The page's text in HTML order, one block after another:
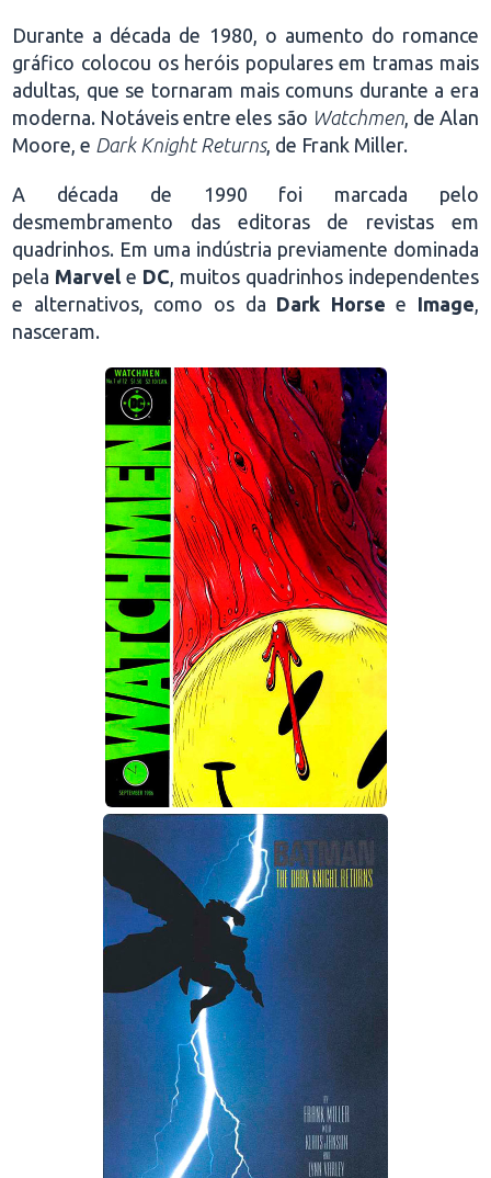
Durante a década de 1980, o aumento do romance
gráfico colocou os heróis populares em tramas mais
adultas, que se tornaram mais comuns durante a era
moderna. Notáveis entre eles são Watchmen, de Alan
Moore, e Dark Knight Returns, de Frank Miller.
A década de 1990 foi marcada pelo
desmembramento das editoras de revistas em
quadrinhos. Em uma indústria previamente dominada
pela Marvel e DC , muitos quadrinhos independentes
e alternativos, como os da Dark Horse e Image
nasceram.